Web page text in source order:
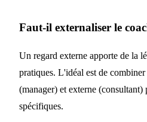
Faut-il externaliser le
Un regard externe apporte de la
pratiques. L'idéal est de
(manager) et externe (consultant)
spécifiques.